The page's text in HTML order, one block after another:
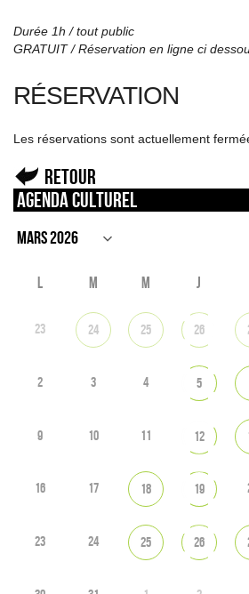
Durée 1h / tout public
GRATUIT / Réservation en ligne ci
RÉSERVATION
Les réservations sont actuellement
Retour
Agenda culturel
L M M J
23 24 25 26
2 3 4 5
9 10 11 12
16 17 18 19
23 24 25 26